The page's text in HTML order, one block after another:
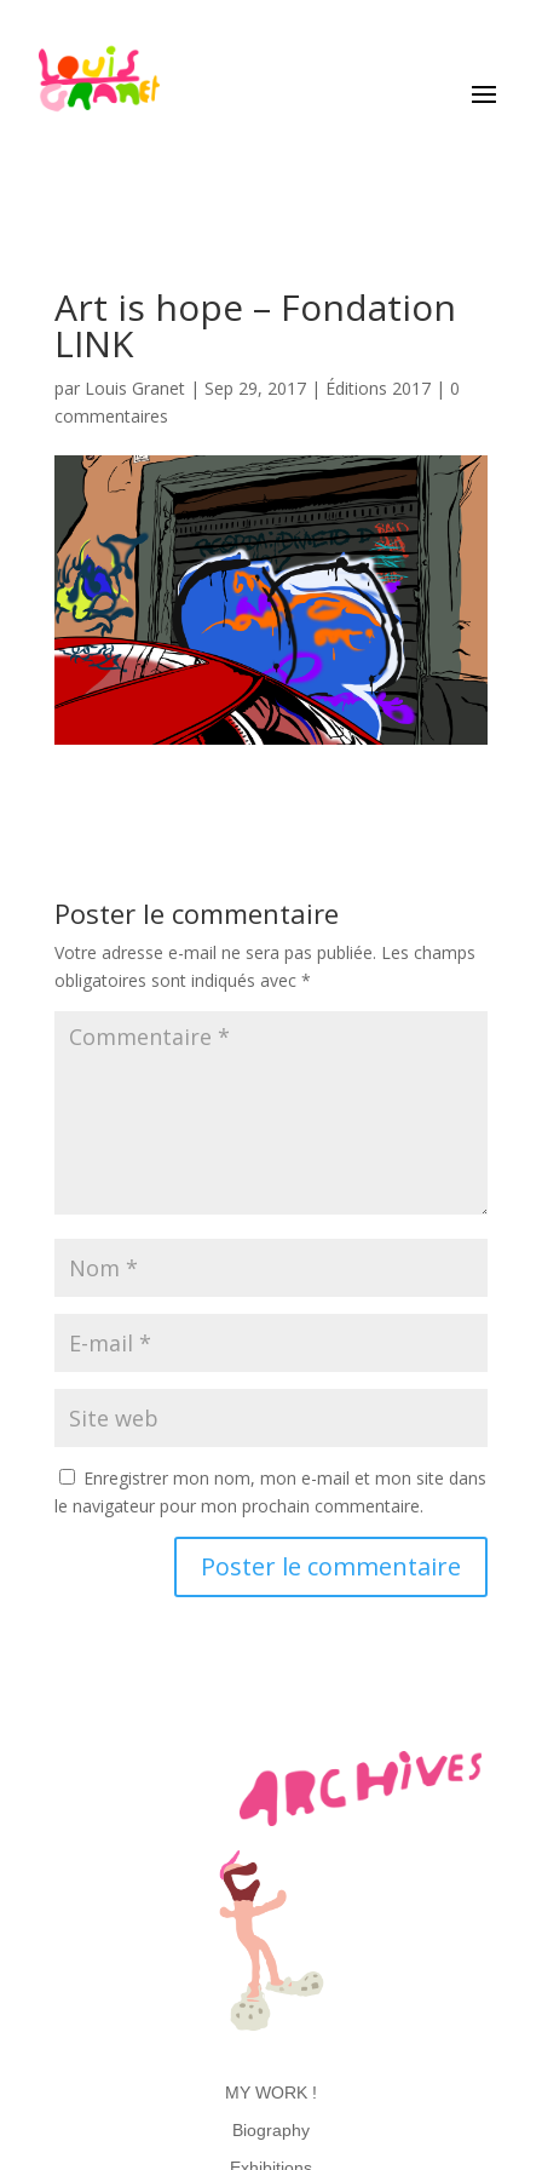
Art is hope – Fondation
LINK
par Louis Granet| Sep 29, 2017| Éditions 2017| 0
commentaires
Poster le commentaire
Votre adresse e-mail ne sera pas publiée. Les champs
obligatoires sont indiqués avec *
Enregistrer mon nom, mon e-mail et mon site dans
le navigateur pour mon prochain commentaire.
MY WORK !
Biography